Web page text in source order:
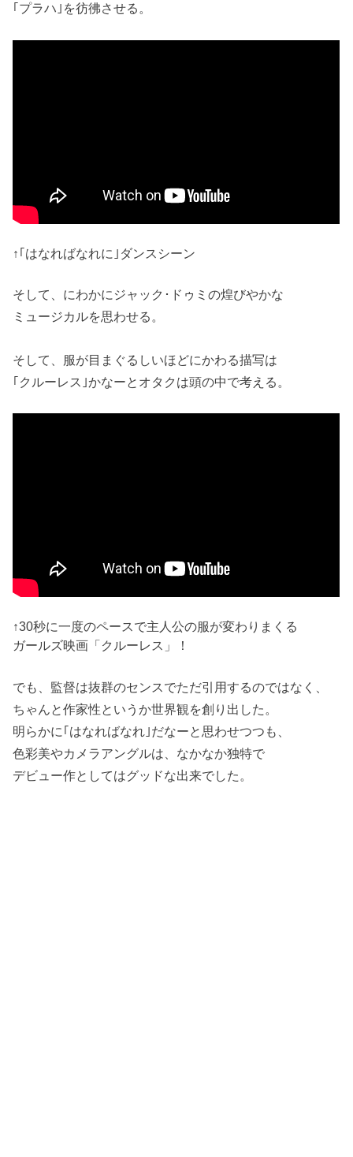
｢プラハ｣を彷彿させる。
↑｢はなればなれに｣ダンスシーン
そして、にわかにジャック･ドゥミの煌びやかな
ミュージカルを思わせる。
そして、服が目まぐるしいほどにかわる描写は
｢クルーレス｣かなーとオタクは頭の中で考える。
↑30秒に一度のペースで主人公の服が変わりまくる
ガールズ映画「クルーレス」！
でも、監督は抜群のセンスでただ引用するのではなく、
ちゃんと作家性というか世界観を創り出した。
明らかに｢はなればなれ｣だなーと思わせつつも、
色彩美やカメラアングルは、なかなか独特で
デビュー作としてはグッドな出来でした。